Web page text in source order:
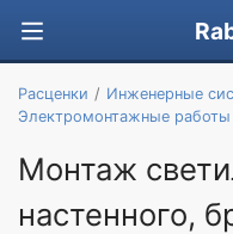
Расценки
Инженерные
Электромонтажные работы
Монтаж
настенного,